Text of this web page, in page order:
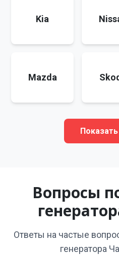
Kia
Mazda
Вопросы
Ответы на частые
генератора